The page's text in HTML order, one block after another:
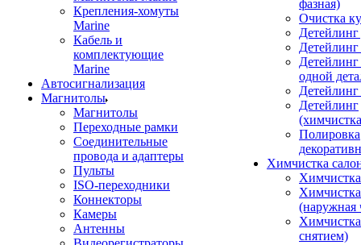
Крепления-хомуты
Marine
Кабель и
комплектующие
Marine
Автосигнализация
Магнитолы
Магнитолы
Переходные рамки
Соединительные
провода и адаптеры
Пульты
ISO-переходники
Коннекторы
Камеры
Антенны
фазная)
Очистка
Детейлинг
одной
Детейлинг
Полировка
Химчистка
(наружная
снятием)